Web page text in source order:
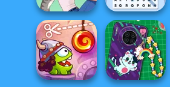
A Girl And Her Pet
Word Search
Universe 2